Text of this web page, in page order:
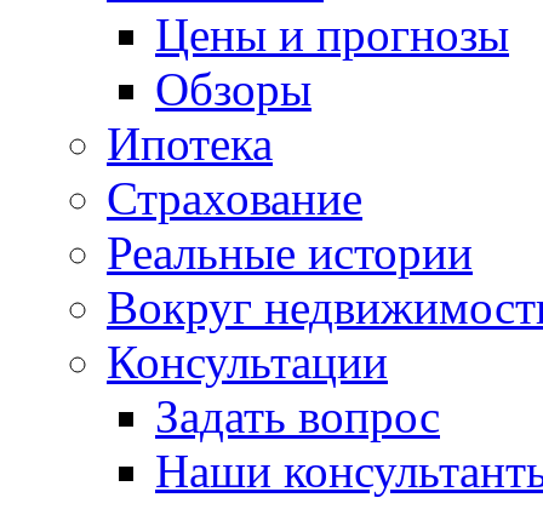
Цены и прогнозы
Обзоры
Ипотека
Страхование
Реальные истории
Вокруг
Консультации
Задать вопрос
Наши